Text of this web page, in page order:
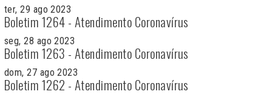
ter, 29 ago 2023
Boletim 1264 - Atendimento Coronavírus
seg, 28 ago 2023
Boletim 1263 - Atendimento Coronavírus
dom, 27 ago 2023
Boletim 1262 - Atendimento Coronavírus